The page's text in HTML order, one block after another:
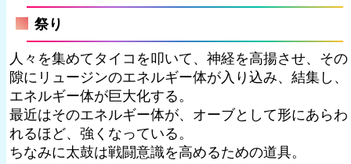
祭り
人々を集めてタイコを叩いて、神経を高揚させ、その
隙にリュージンのエネルギー体が入り込み、結集し、
エネルギー体が巨大化する。
最近はそのエネルギー体が、オーブとして形にあらわ
れるほど、強くなっている。
ちなみに太鼓は戦闘意識を高めるための道具。